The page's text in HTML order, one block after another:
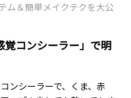
ム＆簡単メイクテクを大公
覚コンシーラー」で明
ンシーラーで、くま、赤